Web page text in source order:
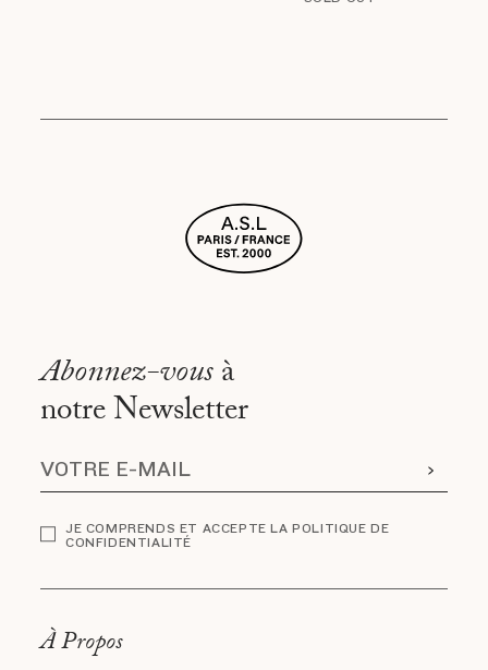
Abonnez-vousà
notre Newsletter
JE COMPRENDS ET ACCEPTE LA POLITIQUE DE
CONFIDENTIALITÉ
À Propos